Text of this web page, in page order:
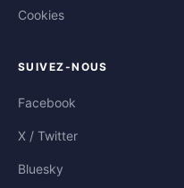
Cookies
SUIVEZ-NOUS
Facebook
X / Twitter
Bluesky